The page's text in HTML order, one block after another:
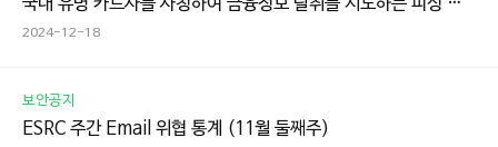
국내 유명 카드사를 사칭하여 금융정보 탈취를 시도하는 피싱 메일 주의!
2024-12-18
보안공지
ESRC 주간 Email 위협 통계 (11월 둘째주)